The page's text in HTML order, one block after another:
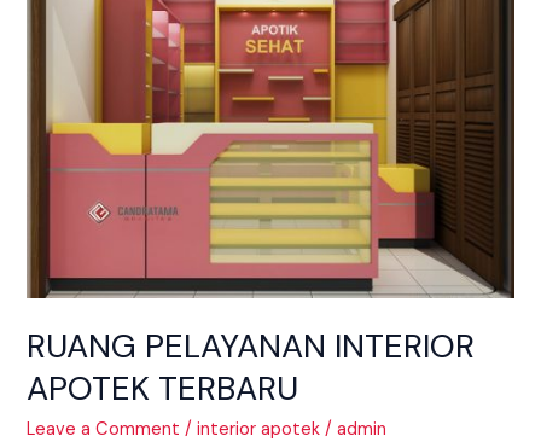
RUANG PELAYANAN INTERIOR
APOTEK TERBARU
Leave a Comment /interior apotek /admin